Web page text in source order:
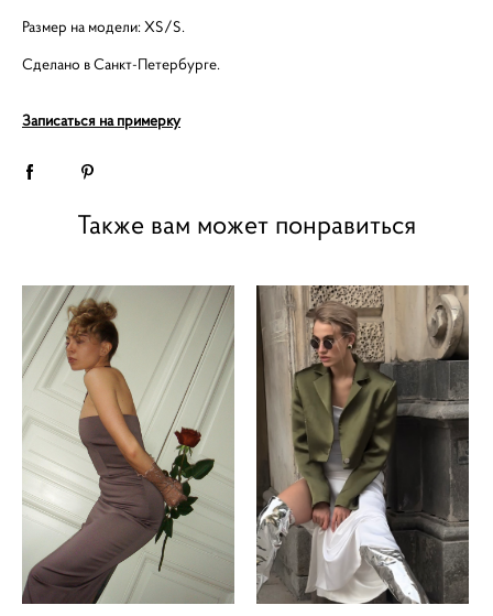
Размер на модели: XS/S.
Сделано в Санкт-Петербурге.
Записаться на примерку
Также вам может понравиться